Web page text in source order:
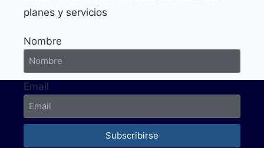
planes y servicios
Nombre
Email
Subscribirse